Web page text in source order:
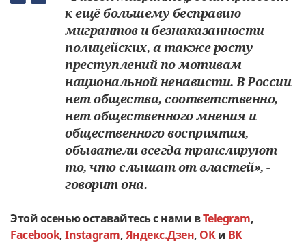
к ещё большему бесправию
мигрантов и безнаказанности
полицейских, а также росту
преступлений по мотивам
национальной ненависти. В России
нет общества, соответственно,
нет общественного мнения и
общественного восприятия,
обыватели всегда транслируют
то, что слышат от властей», -
говорит она.
Этой осенью оставайтесь с нами вTelegram,
Facebook,Instagram,Яндекс.Дзен, OKи ВК